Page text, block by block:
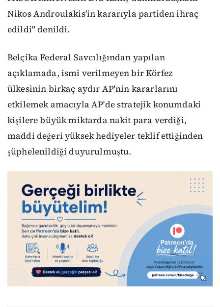
Nikos Androulakis'in kararıyla partiden ihraç
edildi" denildi.
Belçika Federal Savcılığından yapılan
açıklamada, ismi verilmeyen bir Körfez
ülkesinin birkaç aydır AP'nin kararlarını
etkilemek amacıyla AP'de stratejik konumdaki
kişilere büyük miktarda nakit para verdiği,
maddi değeri yüksek hediyeler teklif ettiğinden
şüphelenildiği duyurulmuştu.